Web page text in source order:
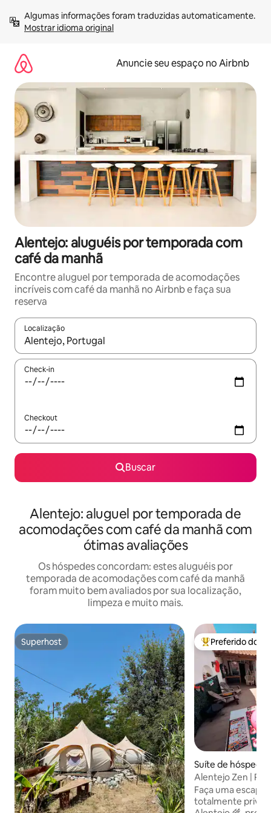
para
Mostrar idioma original
Anuncie seu espaço no Airbnb
Alentejo: aluguéis por temporada com
café da manhã
Encontre aluguel por temporada de acomodações
incríveis com café da manhã no Airbnb e faça sua
reserva
Localização
Quando os resultados estiverem disponíveis, explore-os
Check-in
Checkout
Buscar
Alentejo: aluguel por temporada de
acomodações com café da manhã com
ótimas avaliações
Os hóspedes concordam: estes aluguéis por
temporada de acomodações com café da manhã
foram muito bem avaliados por sua localização,
limpeza e muito mais.
Superhost
Superhost Entre os
Preferido dos
Suíte de
Alentejo Zen |
retiro para 2
Faça uma
totalmente